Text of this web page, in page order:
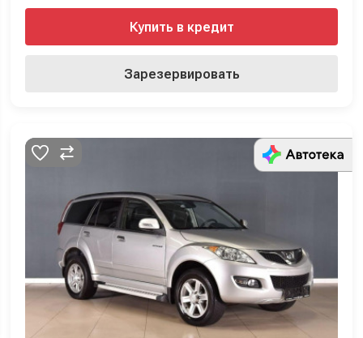
Купить в кредит
Зарезервировать